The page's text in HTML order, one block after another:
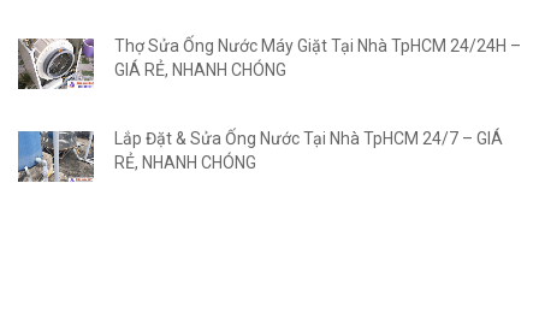
Thợ Sửa Ống Nước Máy Giặt Tại Nhà TpHCM 24/24H –
GIÁ RẺ, NHANH CHÓNG
Lắp Đặt & Sửa Ống Nước Tại Nhà TpHCM 24/7 – GIÁ
RẺ, NHANH CHÓNG